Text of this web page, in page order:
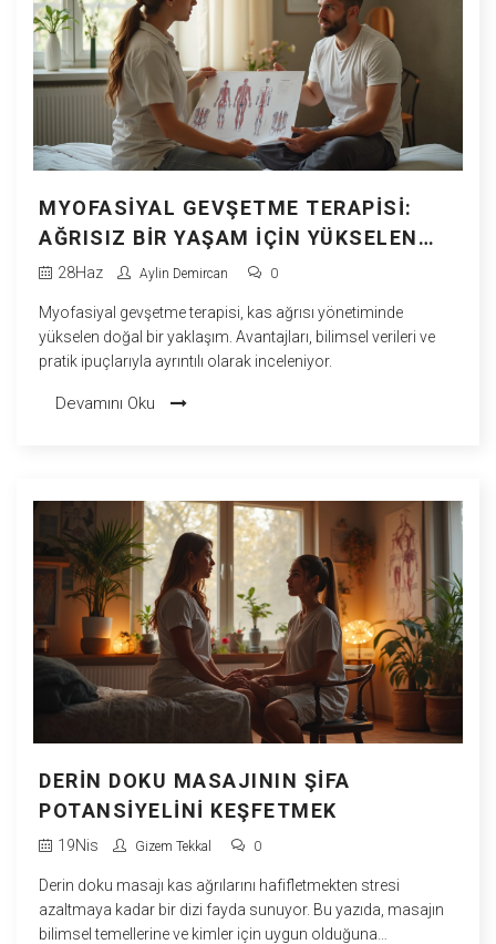
MYOFASIYAL GEVŞETME TERAPISI:
AĞRISIZ BIR YAŞAM İÇIN YÜKSELEN
SAĞLIK TRENDI
28Haz Aylin Demircan 0
Myofasiyal gevşetme terapisi, kas ağrısı yönetiminde
yükselen doğal bir yaklaşım. Avantajları, bilimsel verileri ve
pratik ipuçlarıyla ayrıntılı olarak inceleniyor.
Devamını Oku
DERIN DOKU MASAJININ ŞIFA
POTANSIYELINI KEŞFETMEK
19Nis Gizem Tekkal 0
Derin doku masajı kas ağrılarını hafifletmekten stresi
azaltmaya kadar bir dizi fayda sunuyor. Bu yazıda, masajın
bilimsel temellerine ve kimler için uygun olduğuna